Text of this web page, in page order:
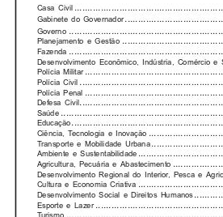
Casa  Civil
Gabinete  do  Governador
Governo
Planejamento  e  Gestão
Fazenda
Desenvolvimento  Econômico,  Indústria,  Comércio  e
Polícia  Militar
Polícia  Civil
Polícia  Penal
Defesa  Civil
Saúde
Educação
Ciência,  Tecnologia  e  Inovação
Transporte  e  Mobilidade  Urbana
Ambiente  e  Sustentabilidade
Agricultura,  Pecuária  e  Abastecimento
Desenvolvimento  Regional  do  Interior,  Pesca  e
Cultura  e  Economia  Criativa
Desenvolvimento  Social  e  Direitos  Humanos
Esporte  e  Lazer